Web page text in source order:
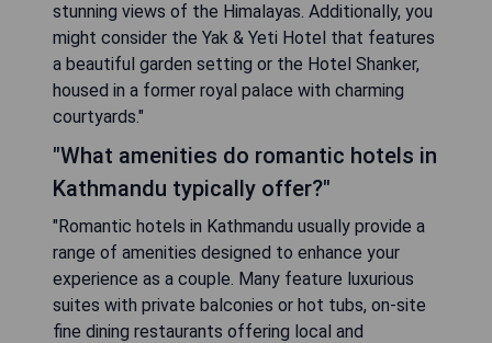
stunning views of the Himalayas. Additionally, you
might consider the Yak & Yeti Hotel that features
a beautiful garden setting or the Hotel Shanker,
housed in a former royal palace with charming
courtyards."
"What amenities do romantic hotels in
Kathmandu typically offer?"
"Romantic hotels in Kathmandu usually provide a
range of amenities designed to enhance your
experience as a couple. Many feature luxurious
suites with private balconies or hot tubs, on-site
fine dining restaurants offering local and